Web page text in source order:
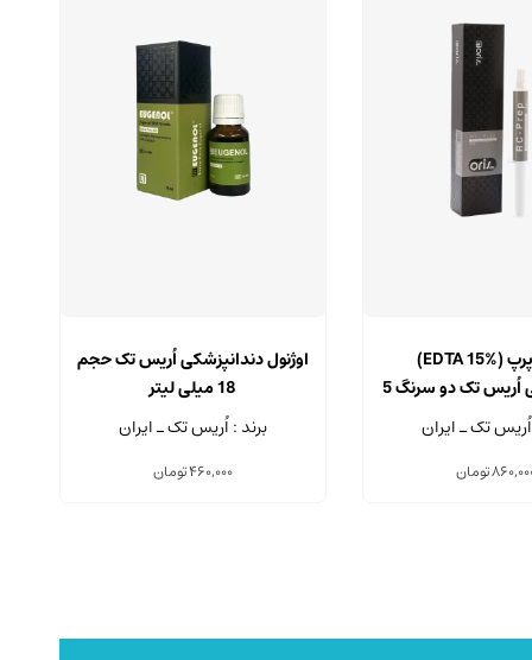
آرسی پرپ (EDTA 15%)
دندانپزشکی اُریس تک دو سرنگ 5
میلی لیتریتک ـ ایران
تومان
اوژنول دندانپزشکی اُریس تک حجم
18 میلی لیتر
برند : اُریس تک ـ ایران
460,000تومان